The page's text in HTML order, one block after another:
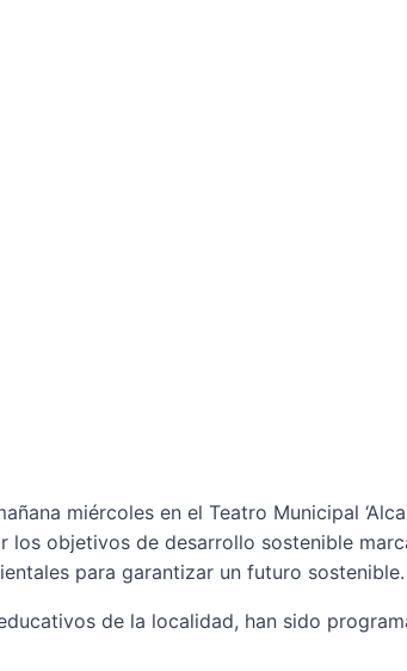
miércoles en el Teatro Municipal
los objetivos de desarrollo sostenible
para garantizar un futuro sostenible.
de la localidad, han sido